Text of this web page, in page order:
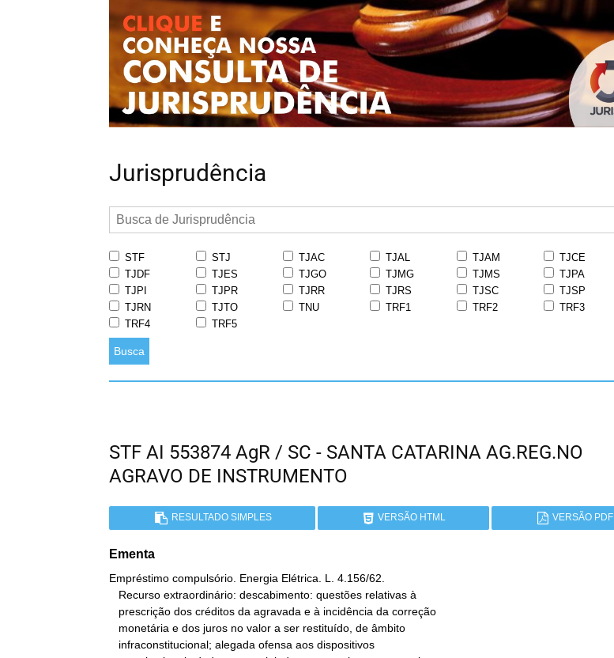
Jurisprudência
STF STJ TJAC TJAL TJAM
TJCE
TJDF
TJES TJGO TJMG TJMS
TJPA
TJPI
TJPR TJRR TJRS TJSC
TJSP
TJRN
TJTO TNU TRF1 TRF2
TRF3
TRF4
TRF5
Busca
STF AI 553874 AgR / SC - SANTA CATARINA AG.REG.NO
AGRAVO DE INSTRUMENTO
RESULTADO SIMPLES VERSÃO HTML VERSÃO PDF
Ementa
Empréstimo compulsório. Energia Elétrica. L. 4.156/62.